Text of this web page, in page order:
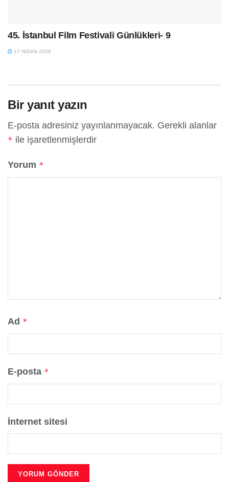
45. İstanbul Film Festivali Günlükleri- 9
17 NISAN 2026
Bir yanıt yazın
E-posta adresiniz yayınlanmayacak. Gerekli alanlar
* ile işaretlenmişlerdir
Yorum *
Ad *
E-posta *
İnternet sitesi